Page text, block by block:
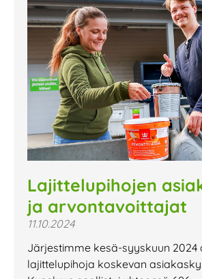
Lajittelupihojen
ja arvontavoittajat
11.10.2024
Järjestimme kesä-syyskuun 2024
lajittelupihoja koskevan